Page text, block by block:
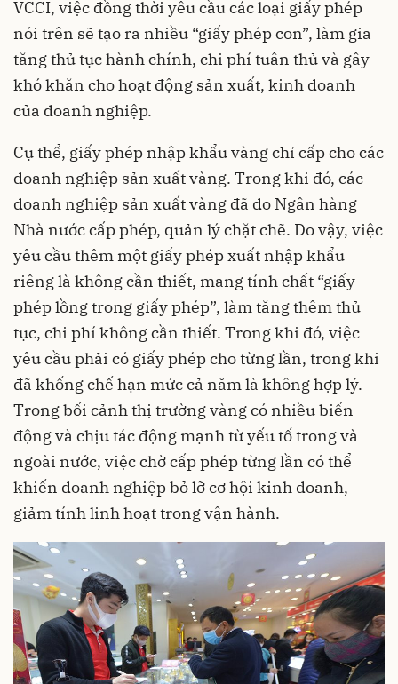
VCCI, việc đồng thời yêu cầu các loại giấy phép
nói trên sẽ tạo ra nhiều “giấy phép con”, làm gia
tăng thủ tục hành chính, chi phí tuân thủ và gây
khó khăn cho hoạt động sản xuất, kinh doanh
của doanh nghiệp.
Cụ thể, giấy phép nhập khẩu vàng chỉ cấp cho các
doanh nghiệp sản xuất vàng. Trong khi đó, các
doanh nghiệp sản xuất vàng đã do Ngân hàng
Nhà nước cấp phép, quản lý chặt chẽ. Do vậy, việc
yêu cầu thêm một giấy phép xuất nhập khẩu
riêng là không cần thiết, mang tính chất “giấy
phép lồng trong giấy phép”, làm tăng thêm thủ
tục, chi phí không cần thiết. Trong khi đó, việc
yêu cầu phải có giấy phép cho từng lần, trong khi
đã khống chế hạn mức cả năm là không hợp lý.
Trong bối cảnh thị trường vàng có nhiều biến
động và chịu tác động mạnh từ yếu tố trong và
ngoài nước, việc chờ cấp phép từng lần có thể
khiến doanh nghiệp bỏ lỡ cơ hội kinh doanh,
giảm tính linh hoạt trong vận hành.